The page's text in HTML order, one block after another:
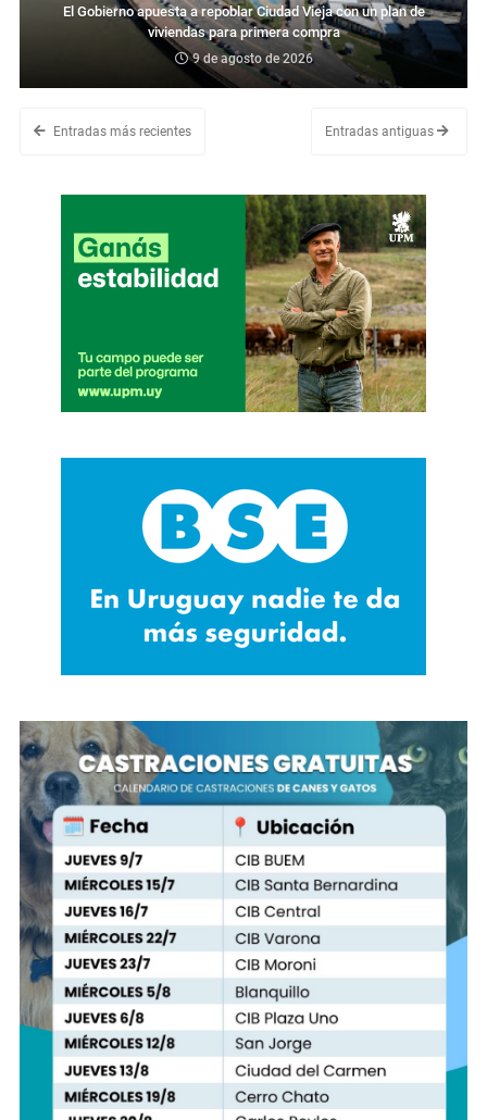
El Gobierno apuesta a repoblar Ciudad Vieja con un plan de
viviendas para primera compra
9 de agosto de 2026
Entradas más recientes Entradas antiguas